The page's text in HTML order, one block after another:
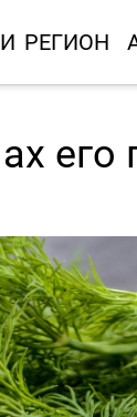
РЕГИОН